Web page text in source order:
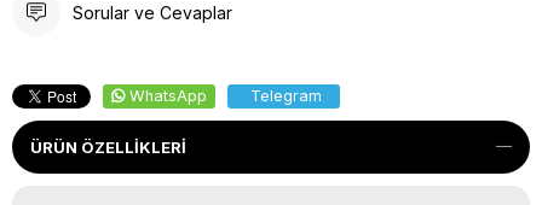
Sorular ve Cevaplar
WhatsApp Telegram
ÜRÜN ÖZELLIKLERI